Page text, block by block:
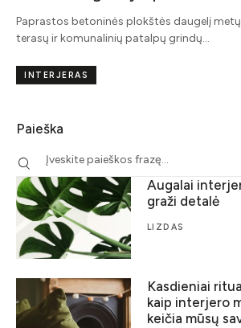
Paprastos betoninės plokštės daugelį
terasų ir komunalinių patalpų grindų…
INTERJERAS
Paieška
Augalai
graži detalė
LIZDAS
Kasdieniai
kaip interjero
keičia mūsų